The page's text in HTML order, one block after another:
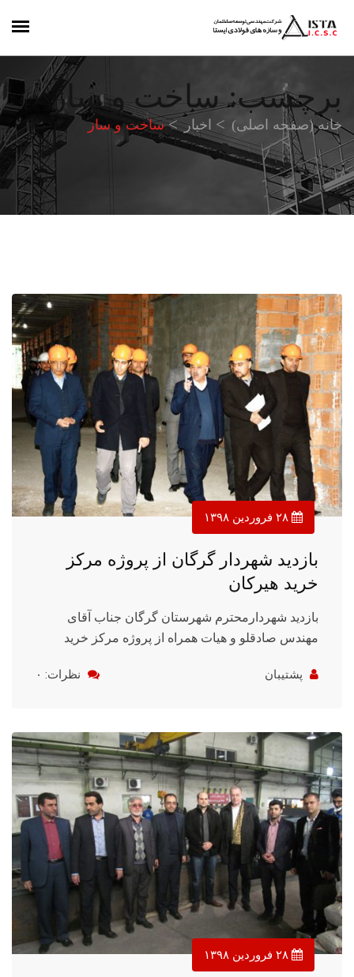
برچسب:ساخت و ساز
خانه (صفحه اصلی) اخبار ساخت و ساز
بازدید شهردار گرگان از پروژه مرکز
خرید هیرکان
بازدید شهردارمحترم شهرستان گرگان جناب آقای
مهندس صادقلو و هیات همراه از پروژه مرکز خرید
پشتیبان نظرات: ۰